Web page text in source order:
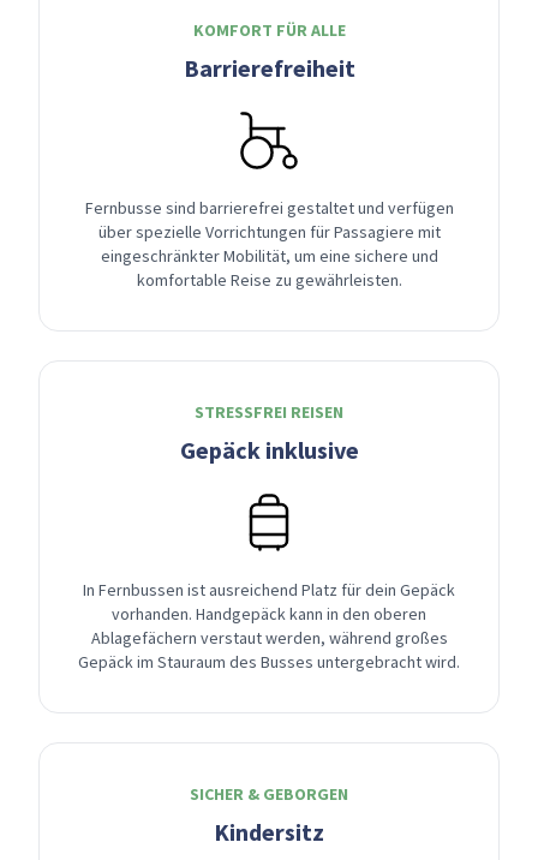
KOMFORT FÜR ALLE
Barrierefreiheit
Fernbusse sind barrierefrei gestaltet und verfügen
über spezielle Vorrichtungen für Passagiere mit
eingeschränkter Mobilität, um eine sichere und
komfortable Reise zu gewährleisten.
STRESSFREI REISEN
Gepäck inklusive
In Fernbussen ist ausreichend Platz für dein Gepäck
vorhanden. Handgepäck kann in den oberen
Ablagefächern verstaut werden, während großes
Gepäck im Stauraum des Busses untergebracht wird.
SICHER & GEBORGEN
Kindersitz